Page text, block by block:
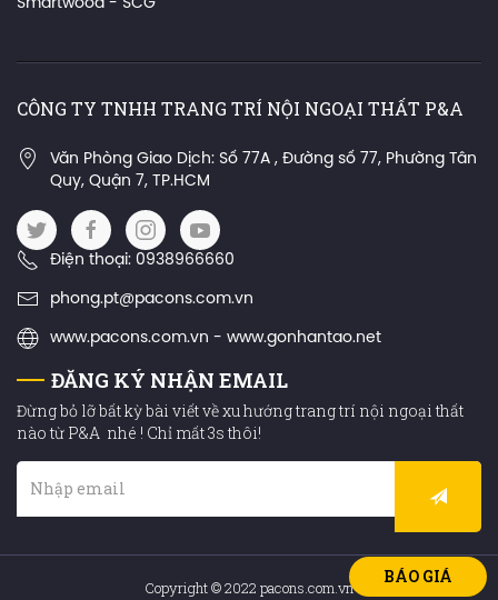
Smartwood - SCG
CÔNG TY TNHH TRANG TRÍ NỘI NGOẠI THẤT P&A
Văn Phòng Giao Dịch: Số 77A , Đường số 77, Phường Tân
Quy, Quận 7, TP.HCM
Điện thoại: 0938966660
phong.pt@pacons.com.vn
www.pacons.com.vn - www.gonhantao.net
ĐĂNG KÝ NHẬN EMAIL
Đừng bỏ lỡ bất kỳ bài viết về xu hướng trang trí nội ngoại thất
nào từ P&A nhé ! Chỉ mất 3s thôi!
Copyright © 2022 pacons.com.vn
BÁO GIÁ